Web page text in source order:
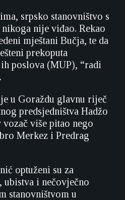
srpsko stanovništvo s
nije viđao. Rekao
mještani Bučja, te da
prekoputa
poslova (MUP), “radi
u Goraždu glavnu riječ
predsjedništva Hadžo
više pitao nego
Merkez i Predrag
optuženi su za
ubistva i nečovječno
stanovništvom u